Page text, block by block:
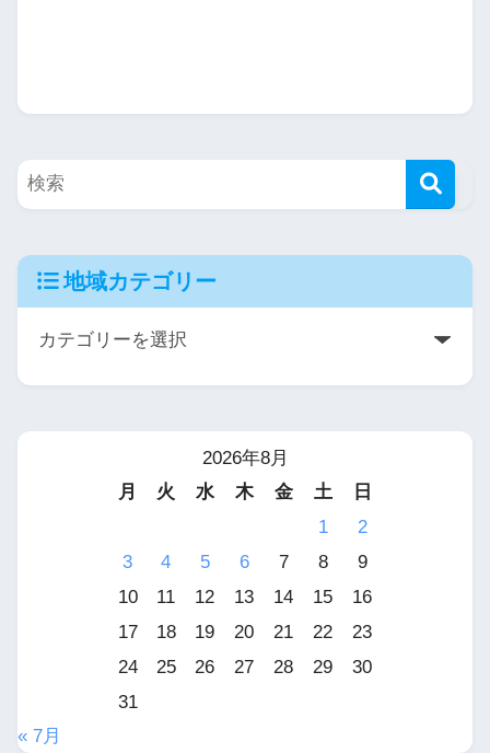
地域カテゴリー
2026年8月
月
火 水 木 金 土
日
1
2
3
4 5 6 7 8
9
10
11 12 13 14 15
16
17
18 19 20 21 22
23
24
25 26 27 28 29
30
31
« 7月